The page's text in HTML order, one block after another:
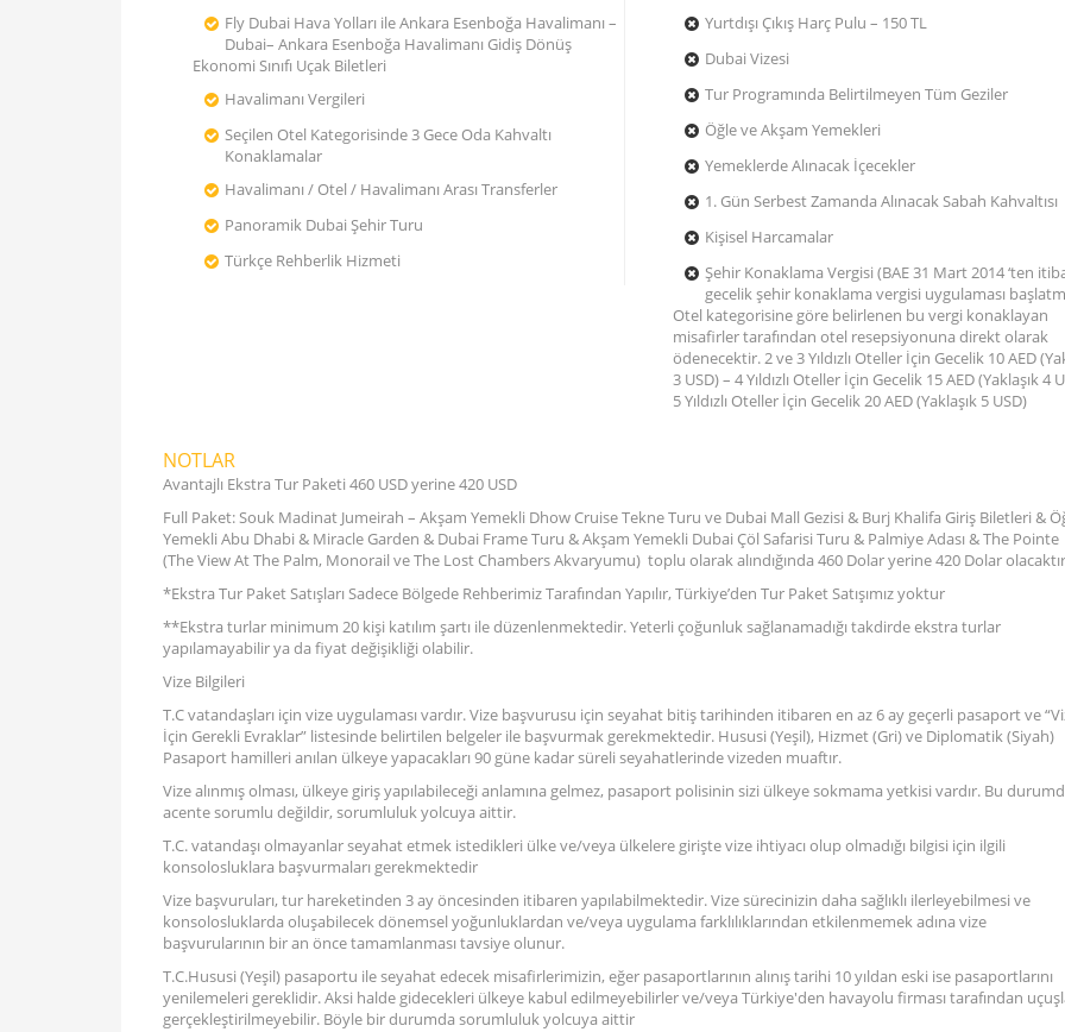
Fly Dubai Hava Yolları ile Ankara Esenboğa Havalimanı –
Dubai– Ankara Esenboğa Havalimanı Gidiş Dönüş
Ekonomi Sınıfı Uçak Biletleri
Havalimanı Vergileri
Seçilen Otel Kategorisinde 3 Gece Oda Kahvaltı
Konaklamalar
Havalimanı / Otel / Havalimanı Arası Transferler
Panoramik Dubai Şehir Turu
Türkçe Rehberlik Hizmeti
Yurtdışı Çıkış Harç Pulu – 150 TL
Dubai Vizesi
Tur Programında Belirtilmeyen Tüm Geziler
Öğle ve Akşam Yemekleri
Yemeklerde Alınacak İçecekler
1. Gün Serbest Zamanda Alınacak Sabah Kahvaltısı
Kişisel Harcamalar
Şehir Konaklama Vergisi (BAE 31 Mart 2014 ‘ten
gecelik şehir konaklama vergisi uygulaması
Otel kategorisine göre belirlenen bu vergi konaklayan
misafirler tarafından otel resepsiyonuna direkt olarak
ödenecektir. 2 ve 3 Yıldızlı Oteller İçin Gecelik 10 AED
3 USD) – 4 Yıldızlı Oteller İçin Gecelik 15 AED (Yaklaşık 4
5 Yıldızlı Oteller İçin Gecelik 20 AED (Yaklaşık 5 USD)
NOTLAR
Avantajlı Ekstra Tur Paketi 460 USD yerine 420 USD
Full Paket: Souk Madinat Jumeirah – Akşam Yemekli Dhow Cruise Tekne Turu ve Dubai Mall Gezisi & Burj Khalifa Giriş Biletleri &
Yemekli Abu Dhabi & Miracle Garden & Dubai Frame Turu & Akşam Yemekli Dubai Çöl Safarisi Turu & Palmiye Adası & The Pointe
(The View At The Palm, Monorail ve The Lost Chambers Akvaryumu) toplu olarak alındığında 460 Dolar yerine 420 Dolar
*Ekstra Tur Paket Satışları Sadece Bölgede Rehberimiz Tarafından Yapılır, Türkiye’den Tur Paket Satışımız yoktur
**Ekstra turlar minimum 20 kişi katılım şartı ile düzenlenmektedir. Yeterli çoğunluk sağlanamadığı takdirde ekstra turlar
yapılamayabilir ya da fiyat değişikliği olabilir.
Vize Bilgileri
T.C vatandaşları için vize uygulaması vardır. Vize başvurusu için seyahat bitiş tarihinden itibaren en az 6 ay geçerli pasaport ve
İçin Gerekli Evraklar” listesinde belirtilen belgeler ile başvurmak gerekmektedir. Hususi (Yeşil), Hizmet (Gri) ve Diplomatik (Siyah)
Pasaport hamilleri anılan ülkeye yapacakları 90 güne kadar süreli seyahatlerinde vizeden muaftır.
Vize alınmış olması, ülkeye giriş yapılabileceği anlamına gelmez, pasaport polisinin sizi ülkeye sokmama yetkisi vardır. Bu
acente sorumlu değildir, sorumluluk yolcuya aittir.
T.C. vatandaşı olmayanlar seyahat etmek istedikleri ülke ve/veya ülkelere girişte vize ihtiyacı olup olmadığı bilgisi için ilgili
konsolosluklara başvurmaları gerekmektedir
Vize başvuruları, tur hareketinden 3 ay öncesinden itibaren yapılabilmektedir. Vize sürecinizin daha sağlıklı ilerleyebilmesi ve
konsolosluklarda oluşabilecek dönemsel yoğunluklardan ve/veya uygulama farklılıklarından etkilenmemek adına vize
başvurularının bir an önce tamamlanması tavsiye olunur.
T.C.Hususi (Yeşil) pasaportu ile seyahat edecek misafirlerimizin, eğer pasaportlarının alınış tarihi 10 yıldan eski ise pasaportlarını
yenilemeleri gereklidir. Aksi halde gidecekleri ülkeye kabul edilmeyebilirler ve/veya Türkiye'den havayolu firması tarafından
gerçekleştirilmeyebilir. Böyle bir durumda sorumluluk yolcuya aittir